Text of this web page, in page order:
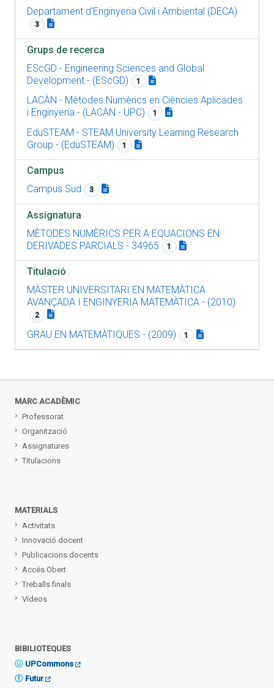
Departament d'Enginyeria Civil i Ambiental (DECA)
3
Grups de recerca
EScGD - Engineering Sciences and Global
Development - (EScGD)
1
LACÀN - Mètodes Numèrics en Ciències Aplicades
i Enginyeria - (LACÀN - UPC)
1
EduSTEAM - STEAM University Learning Research
Group - (EduSTEAM)
1
Campus
Campus Sud
3
Assignatura
MÈTODES NUMÈRICS PER A EQUACIONS EN
DERIVADES PARCIALS - 34965
1
Titulació
MÀSTER UNIVERSITARI EN MATEMÀTICA
AVANÇADA I ENGINYERIA MATEMÀTICA - (2010)
2
GRAU EN MATEMÀTIQUES - (2009) 1
MARC ACADÈMIC
Professorat
Organització
Assignatures
Titulacions
MATERIALS
Activitats
Innovació docent
Publicacions docents
Accés Obert
Treballs finals
Vídeos
BIBILIOTEQUES
UPCommons
Futur